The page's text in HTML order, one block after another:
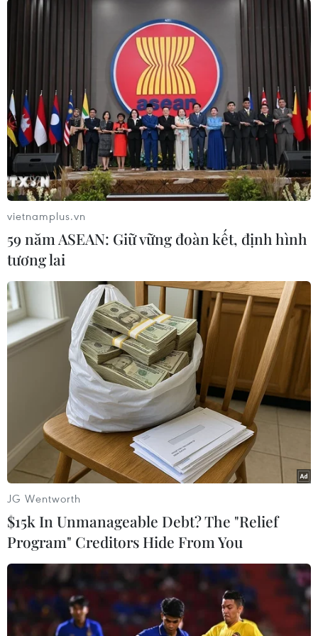
Trước tình trạng biến đổi khí hậu, nông dân
khắp nơi trên thế giới đang tiến tới áp dụng sản
xuất nông nghiệp xanh, sử dụng phân bón vi
sinh, hữu cơ thay cho phân hóa học. Việc này sẽ
giúp phục hồi tình trạng nguyên thủy của đất
với nhiều vi sinh vật, có thể biến khoáng chất
trong đất thành chất bổ dưỡng tự nhiên cho cây
trồng. Từ đó, sản phẩm của nông dân sạch, an
toàn vệ sinh thực phẩm, đồng thời giúp cho khí
hậu không bị biến đổi.
Mô hình sản xuất rau an toàn theo quy trình VietGAP của HTX
19-5 ở thị trấn Nông trường Mộc Châu (Sơn La). (Ảnh: Trần
Việt/TTXVN)
nền nông nghiệp xanh, thân thiện môi trường
vẫn khoảng cách khá xa và còn nhiều rào cản.
Theo ông, rào cản lớn nhất là gì?
GS. TS Võ Tòng Xuân: Rào cản lớn nhất chính
là kiến thức khoa học của nông dân. Khi nông
vietnamplus.vn
59 năm ASEAN: Giữ vững đoàn kết, định hình
tương lai
JG Wentworth
$15k In Unmanageable Debt? The "Relief
Program" Creditors Hide From You